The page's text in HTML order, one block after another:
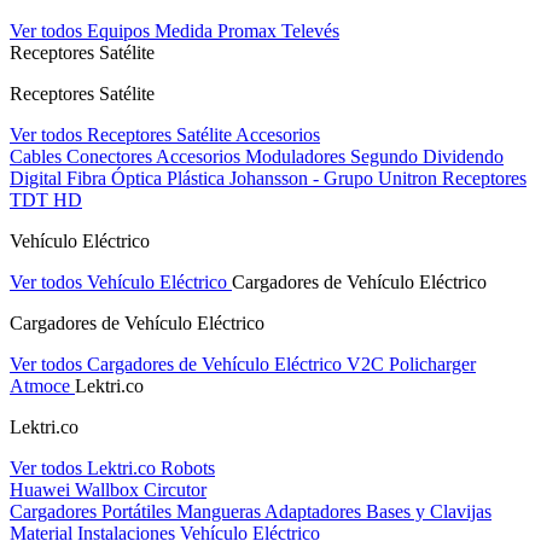
Ver todos Equipos Medida Promax Televés
Receptores Satélite
Receptores Satélite
Ver todos Receptores Satélite Accesorios
Cables Conectores Accesorios Moduladores Segundo Dividendo
Digital Fibra Óptica Plástica Johansson - Grupo Unitron Receptores
TDT HD
Vehículo Eléctrico
Ver todos Vehículo Eléctrico Cargadores de Vehículo Eléctrico
Cargadores de Vehículo Eléctrico
Ver todos Cargadores de Vehículo Eléctrico V2C Policharger
Atmoce Lektri.co
Lektri.co
Ver todos Lektri.co Robots
Huawei Wallbox Circutor
Cargadores Portátiles Mangueras Adaptadores Bases y Clavijas
Material Instalaciones Vehículo Eléctrico